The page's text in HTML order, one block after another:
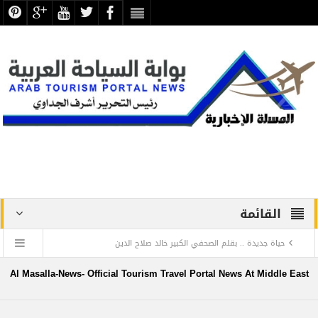
القائمة
حياة جديدة .. بقلم الصحفي الكبير خالد صلاح الدين
دراسة علمية ترصد الاكتشافات الأثرية والتطوير بجبانة الشاطبي
Al Masalla-News- Official Tourism Travel Portal News At Middle East